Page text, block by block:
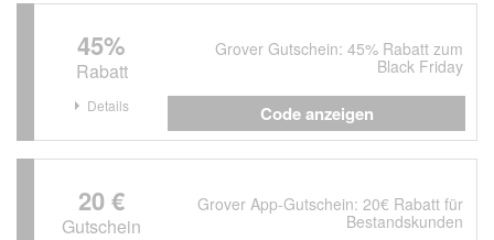
45%
Rabatt
Grover Gutschein: 45% Rabatt zum
Black Friday
Details Code anzeigen
20 €
Gutschein
Grover App-Gutschein: 20€ Rabatt für
Bestandskunden